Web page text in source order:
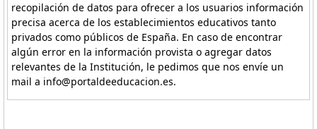
recopilación de datos para ofrecer a los usuarios información
precisa acerca de los establecimientos educativos tanto
privados como públicos de España. En caso de encontrar
algún error en la información provista o agregar datos
relevantes de la Institución, le pedimos que nos envíe un
mail a info@portaldeeducacion.es.